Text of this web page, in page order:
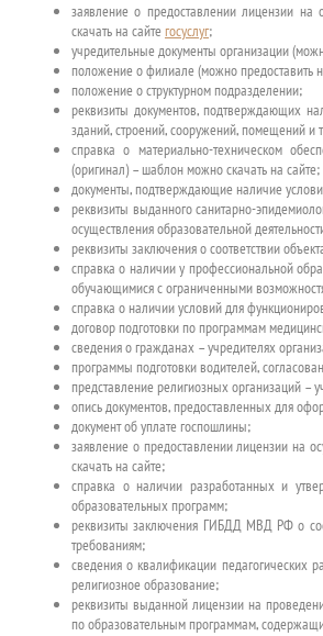
заявление о предоставлении лицензии на
скачать на сайте госуслуг;
учредительные документы организации
положение о филиале (можно предоставить
положение о структурном подразделении;
реквизиты документов, подтверждающих
зданий, строений, сооружений, помещений и
справка о материально-техническом
(оригинал) – шаблон можно скачать на сайте;
документы, подтверждающие наличие
реквизиты выданного санитарно-
осуществления образовательной
реквизиты заключения о соответствии
справка о наличии у профессиональной
обучающимися с ограниченными
справка о наличии условий для
договор подготовки по программам
сведения о гражданах – учредителях
программы подготовки водителей,
представление религиозных организаций –
опись документов, предоставленных для
документ об уплате госпошлины;
заявление о предоставлении лицензии на
скачать на сайте;
справка о наличии разработанных и
образовательных программ;
реквизиты заключения ГИБДД МВД РФ о
требованиям;
сведения о квалификации педагогических
религиозное образование;
реквизиты выданной лицензии на
по образовательным программам,